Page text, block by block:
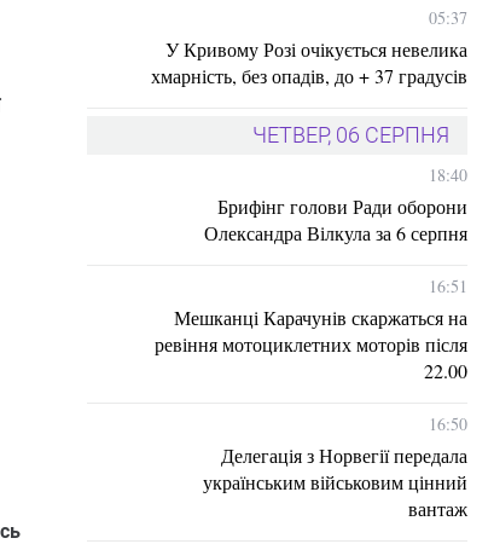
05:37
У Кривому Розі очікується невелика
хмарність, без опадів, до + 37 градусів
ЧЕТВЕР, 06 СЕРПНЯ
18:40
Брифінг голови Ради оборони
Олександра Вілкула за 6 серпня
16:51
Мешканці Карачунів скаржаться на
ревіння мотоциклетних моторів після
22.00
16:50
Делегація з Норвегії передала
українським військовим цінний
вантаж